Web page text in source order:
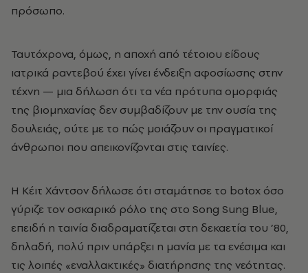
πρόσωπο.
Ταυτόχρονα, όμως, η αποχή από τέτοιου είδους
ιατρικά ραντεβού έχει γίνει ένδειξη αφοσίωσης στην
τέχνη — μια δήλωση ότι τα νέα πρότυπα ομορφιάς
της βιομηχανίας δεν συμβαδίζουν με την ουσία της
δουλειάς, ούτε με το πώς μοιάζουν οι πραγματικοί
άνθρωποι που απεικονίζονται στις ταινίες.
Η Κέιτ Χάντσον δήλωσε ότι σταμάτησε το botox όσο
γύριζε τον οσκαρικό ρόλο της στο Song Sung Blue,
επειδή η ταινία διαδραματίζεται στη δεκαετία του ’80,
δηλαδή, πολύ πριν υπάρξει η μανία με τα ενέσιμα και
τις λοιπές «εναλλακτικές» διατήρησης της νεότητας.